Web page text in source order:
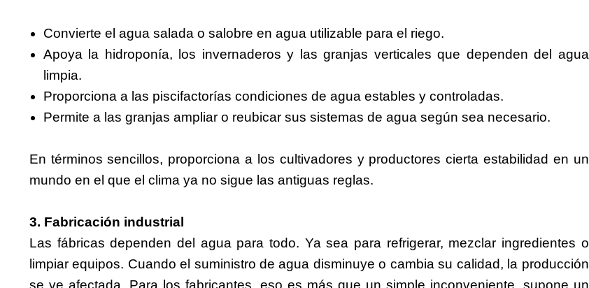
Convierte el agua salada o salobre en agua utilizable para el riego.
Apoya la hidroponía, los invernaderos y las granjas verticales que dependen del agua
limpia.
Proporciona a las piscifactorías condiciones de agua estables y controladas.
Permite a las granjas ampliar o reubicar sus sistemas de agua según sea necesario.
En términos sencillos, proporciona a los cultivadores y productores cierta estabilidad en un
mundo en el que el clima ya no sigue las antiguas reglas.
3. Fabricación industrial
Las fábricas dependen del agua para todo. Ya sea para refrigerar, mezclar ingredientes o
limpiar equipos. Cuando el suministro de agua disminuye o cambia su calidad, la producción
se ve afectada. Para los fabricantes, eso es más que un simple inconveniente, supone un